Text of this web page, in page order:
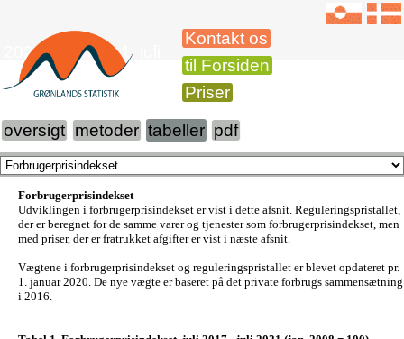
Kontakt os
til Forsiden
Priser
2021 Priser pr. 1. juli
oversigt metoder tabeller pdf